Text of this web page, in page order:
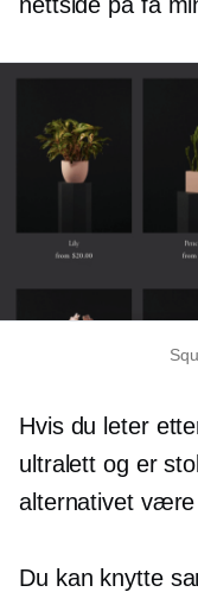
Hvis du leter
ultralett og er
alternativet
Du kan knytte